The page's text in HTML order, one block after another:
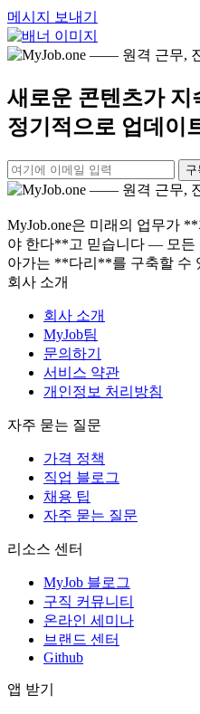
메시지 보내기
새로운 콘텐츠가
정기적으로 업데이
구
MyJob.one은 미래의 업무가
야 한다**고 믿습니다 — 모든
아가는 **다리**를 구축할 수
회사 소개
회사 소개
MyJob팀
문의하기
서비스 약관
개인정보 처리방침
자주 묻는 질문
가격 정책
직업 블로그
채용 팁
자주 묻는 질문
리소스 센터
MyJob 블로그
구직 커뮤니티
온라인 세미나
브랜드 센터
Github
앱 받기